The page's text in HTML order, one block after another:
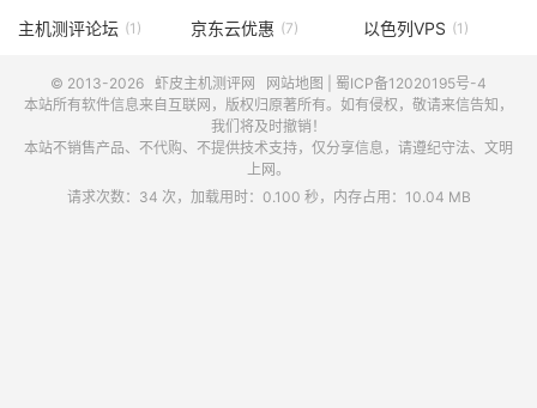
主机测评论坛 (1) 京东云优惠 (7) 以色列VPS (1)
© 2013-2026 虾皮主机测评网 网站地图
蜀ICP备12020195号-4
本站所有软件信息来自互联网，版权归原著所有。如有侵权，敬请来信告知，
我们将及时撤销！
本站不销售产品、不代购、不提供技术支持，仅分享信息，请遵纪守法、文明
上网。
请求次数：34 次，加载用时：0.100 秒，内存占用：10.04 MB